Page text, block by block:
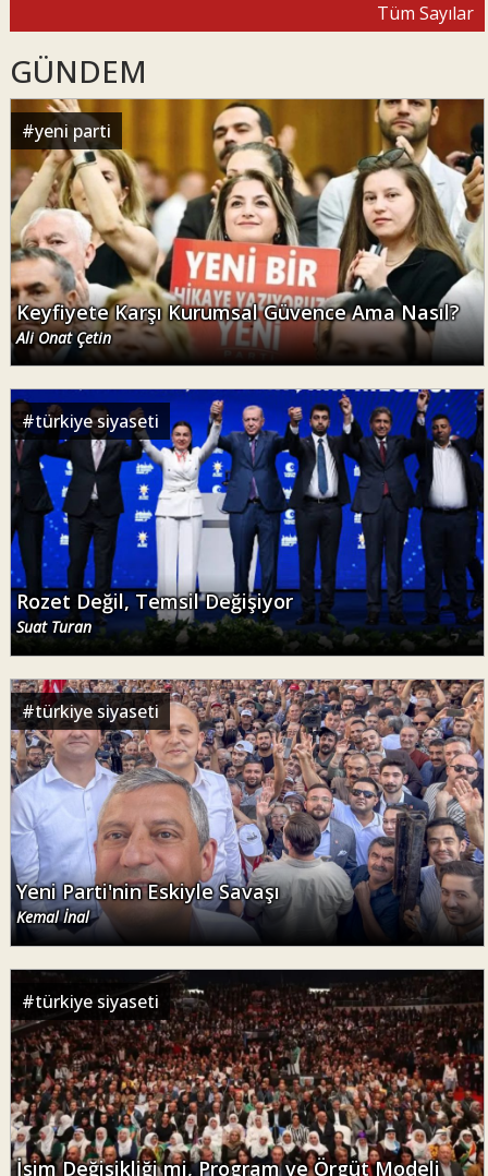
Tüm Sayılar
GÜNDEM
#yeni parti
Keyfiyete Karşı Kurumsal Güvence Ama Nasıl?
Ali Onat Çetin
#türkiye siyaseti
Rozet Değil, Temsil Değişiyor
Suat Turan
#türkiye siyaseti
Yeni Parti'nin Eskiyle Savaşı
Kemal İnal
#türkiye siyaseti
İsim Değişikliği mi, Program ve Örgüt Modeli